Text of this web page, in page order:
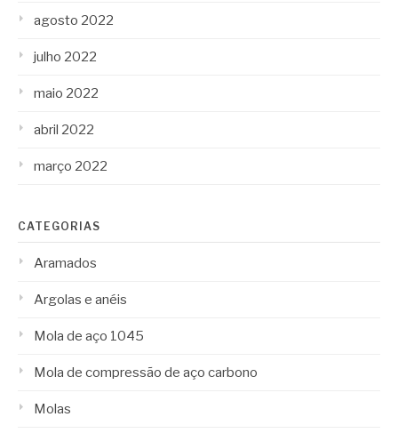
agosto 2022
julho 2022
maio 2022
abril 2022
março 2022
CATEGORIAS
Aramados
Argolas e anéis
Mola de aço 1045
Mola de compressão de aço carbono
Molas